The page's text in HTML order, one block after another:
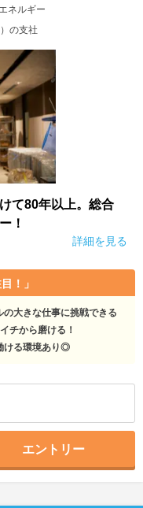
ネルギー
の支社
て80年以上。総合
！
詳細を見る
！」
の大きな仕事に挑戦できる
チから磨ける！
ける環境あり◎
エントリー